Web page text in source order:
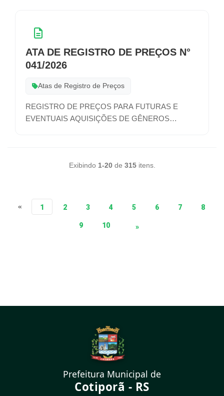
ATA DE REGISTRO DE PREÇOS N°
041/2026
Atas de Registro de Preços
REGISTRO DE PREÇOS PARA FUTURAS E
EVENTUAIS AQUISIÇÕES DE GÊNEROS
Exibindo 1-20de 315itens.
« 1 2 3 4 5 6 7 8
9 10 »
Prefeitura Municipal de
Cotiporã - RS